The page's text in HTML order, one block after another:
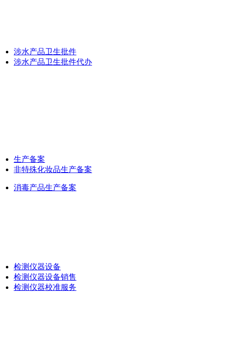
涉水产品卫生批件
涉水产品卫生批件代办
生产备案
非特殊化妆品生产备案
消毒产品生产备案
检测仪器设备
检测仪器设备销售
检测仪器校准服务